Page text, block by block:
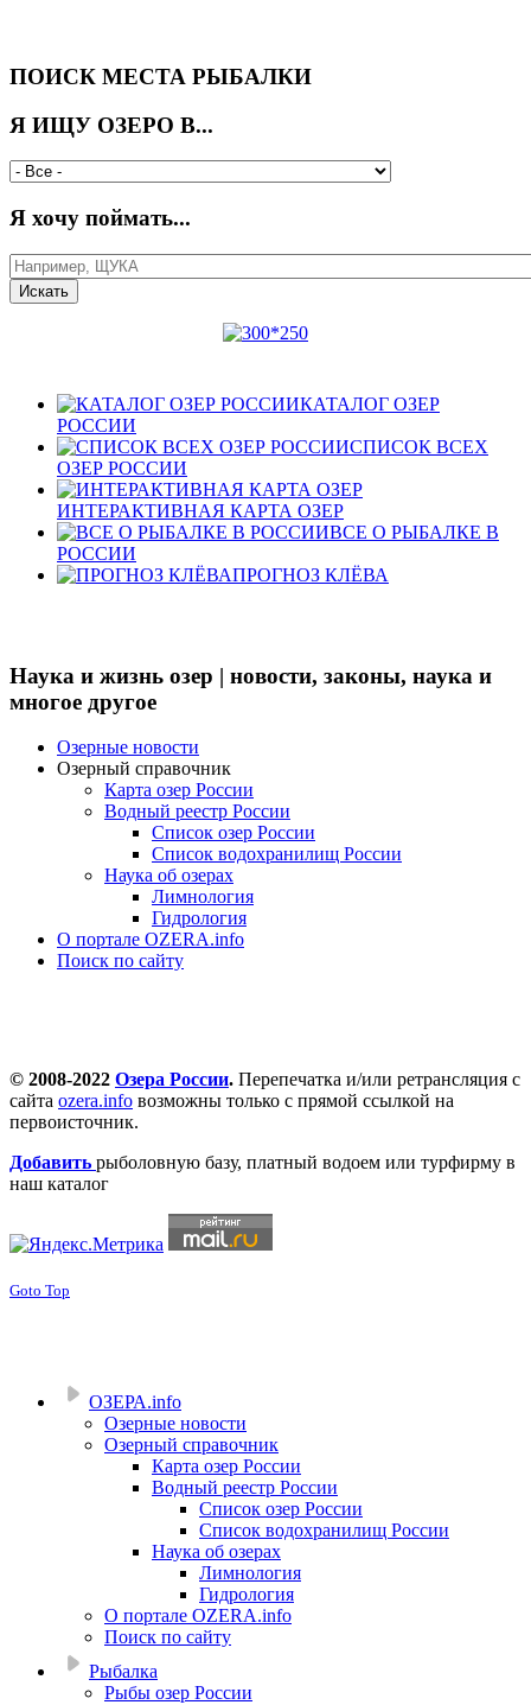
ПОИСК МЕСТА РЫБАЛКИ
Я ИЩУ ОЗЕРО В...
Я хочу поймать...
КАТАЛОГ ОЗЕР
РОССИИ
СПИСОК ВСЕХ
ОЗЕР РОССИИ
ИНТЕРАКТИВНАЯ КАРТА ОЗЕР
ВСЕ О РЫБАЛКЕ В
РОССИИ
ПРОГНОЗ КЛЁВА
Наука и жизнь озер | новости, законы, наука и
многое другое
Озерные новости
Озерный справочник
Карта озер России
Водный реестр России
Список озер России
Список водохранилищ России
Наука об озерах
Лимнология
Гидрология
О портале OZERA.info
Поиск по сайту
© 2008-2022 Озера России. Перепечатка и/или ретрансляция с
сайта ozera.info возможны только с прямой ссылкой на
первоисточник.
Добавить рыболовную базу, платный водоем или турфирму в
наш каталог
Goto Top
ОЗЕРА.info
Озерные новости
Озерный справочник
Карта озер России
Водный реестр России
Список озер России
Список водохранилищ России
Наука об озерах
Лимнология
Гидрология
О портале OZERA.info
Поиск по сайту
Рыбалка
Рыбы озер России